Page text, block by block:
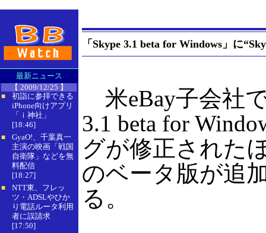
最新ニュース
【 2009/12/25 】
■
初詣に参拝できる
iPhone向けアプリ
「ｉ神社」
[18:46]
■
GyaO!、千葉真一
主演の映画「戦国
自衛隊」などを無
料配信
[18:27]
■
NTT東、フレッ
ツ・ADSLやひか
り電話ルータ利用
者に誤請求
[17:50]
「Skype 3.1 beta for Windows」に
米eBay子会社
3.1 beta for
グが修正された
のベータ版が追
る。